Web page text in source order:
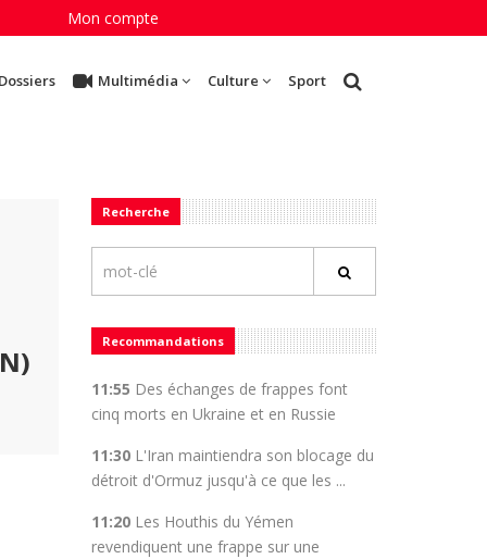
Mon compte
Multimédia Culture Sport
Recherche
Recommandations
11:55 Des échanges de frappes font
cinq morts en Ukraine et en Russie
11:30L'Iran maintiendra son blocage du
détroit d'Ormuz jusqu'à ce que les ...
11:20Les Houthis du Yémen
revendiquent une frappe sur une